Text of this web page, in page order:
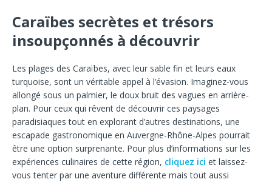
Caraïbes secrètes et trésors
insoupçonnés à découvrir
Les plages des Caraïbes, avec leur sable fin et leurs eaux
turquoise, sont un véritable appel à l’évasion. Imaginez-vous
allongé sous un palmier, le doux bruit des vagues en arrière-
plan. Pour ceux qui rêvent de découvrir ces paysages
paradisiaques tout en explorant d’autres destinations, une
escapade gastronomique en Auvergne-Rhône-Alpes pourrait
être une option surprenante. Pour plus d’informations sur les
expériences culinaires de cette région, cliquez ici et laissez-
vous tenter par une aventure différente mais tout aussi